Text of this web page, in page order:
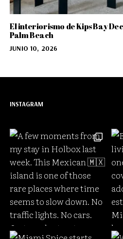
El interiorismo de Kips Bay
Palm Beach
JUNIO 10, 2026
INSTAGRAM